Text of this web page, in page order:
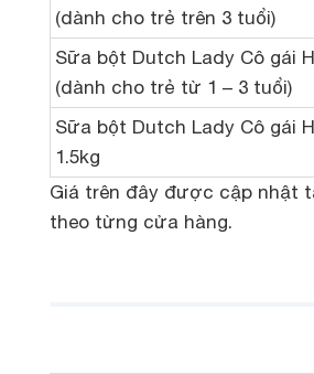
(dành cho trẻ trên 3 tuổi)
Sữa bột Dutch Lady Cô gái
(dành cho trẻ từ 1 – 3 tuổi)
Sữa bột Dutch Lady Cô gái
1.5kg
Giá trên đây được cập nhật
theo từng cửa hàng.